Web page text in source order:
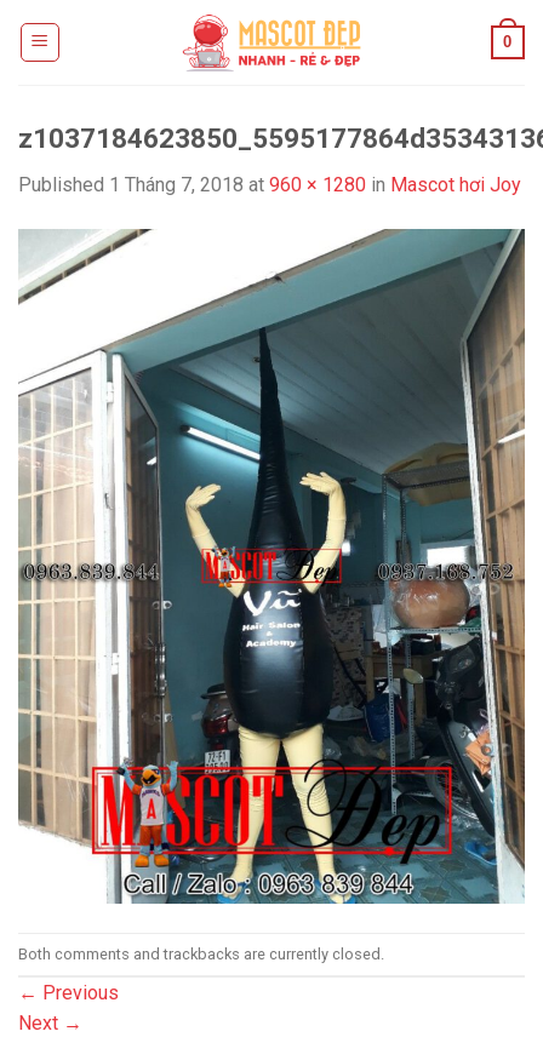
0
Published 1 Tháng 7, 2018 at 960 × 1280 in Mascot hơi Joy
Both comments and trackbacks are currently closed.
← Previous
Next →